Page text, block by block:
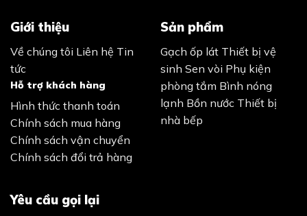
Giới thiệu
Về chúng tôi Liên hệ Tin
tức
Hỗ trợ khách hàng
Hình thức thanh toán
Chính sách mua hàng
Chính sách vận chuyển
Chính sách đổi trả hàng
Sản phẩm
Gạch ốp lát Thiết bị vệ
sinh Sen vòi Phụ kiện
phòng tắm Bình nóng
lạnh Bồn nước Thiết bị
nhà bếp
Yêu cầu gọi lại